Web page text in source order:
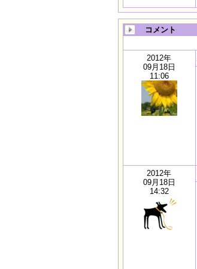
コメント
2012年
09月18日
11:06
2012年
09月18日
14:32